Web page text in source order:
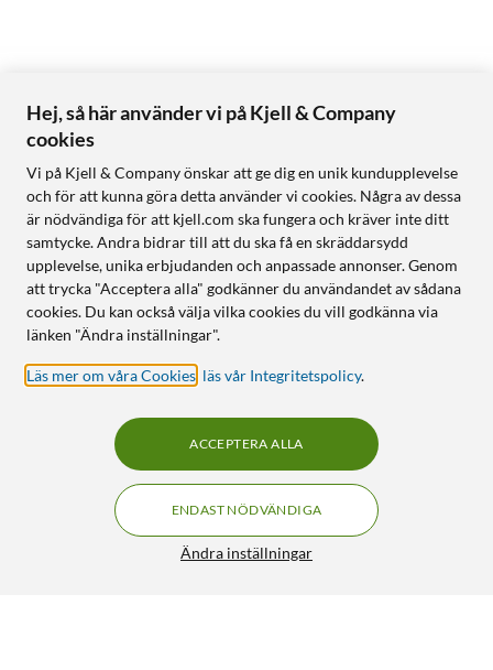
Hej, så här använder vi på Kjell & Company
cookies
Vi på Kjell & Company önskar att ge dig en unik kundupplevelse
och för att kunna göra detta använder vi cookies. Några av dessa
är nödvändiga för att kjell.com ska fungera och kräver inte ditt
samtycke. Andra bidrar till att du ska få en skräddarsydd
upplevelse, unika erbjudanden och anpassade annonser. Genom
att trycka "Acceptera alla" godkänner du användandet av sådana
cookies. Du kan också välja vilka cookies du vill godkänna via
länken "Ändra inställningar".
Läs mer om våra Cookies läs vår Integritetspolicy.
Ändra inställningar
ENDAST NÖDVÄNDIGA
ACCEPTERA ALLA